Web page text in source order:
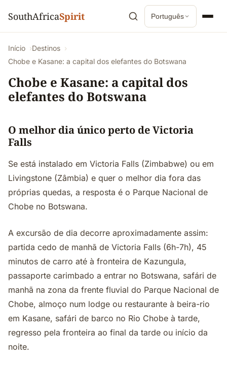
SouthAfricaSpirit Português
Início
Destinos
Chobe e Kasane: a capital dos elefantes do Botswana
Chobe e Kasane: a capital dos
elefantes do Botswana
O melhor dia único perto de Victoria
Falls
Se está instalado em Victoria Falls (Zimbabwe) ou em
Livingstone (Zâmbia) e quer o melhor dia fora das
próprias quedas, a resposta é o Parque Nacional de
Chobe no Botswana.
A excursão de dia decorre aproximadamente assim:
partida cedo de manhã de Victoria Falls (6h-7h), 45
minutos de carro até à fronteira de Kazungula,
passaporte carimbado a entrar no Botswana, safári de
manhã na zona da frente fluvial do Parque Nacional de
Chobe, almoço num lodge ou restaurante à beira-rio
em Kasane, safári de barco no Rio Chobe à tarde,
regresso pela fronteira ao final da tarde ou início da
noite.